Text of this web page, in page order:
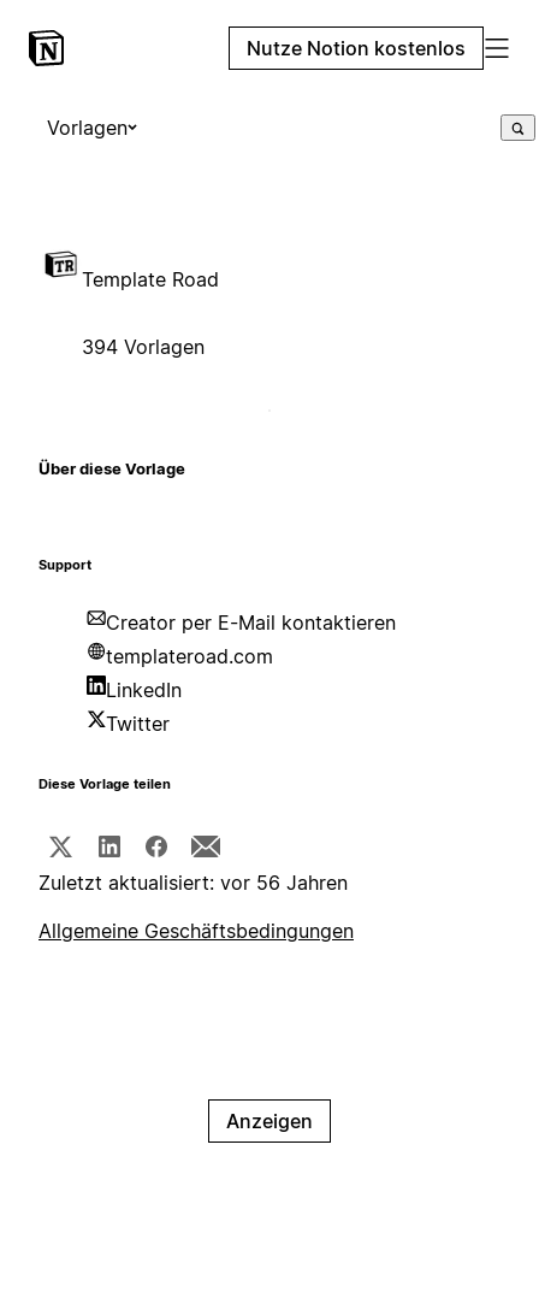
Nutze Notion kostenlos
Vorlagen
Template Road
394 Vorlagen
Über diese Vorlage
Support
Creator per E-Mail kontaktieren
templateroad.com
LinkedIn
Twitter
Diese Vorlage teilen
Zuletzt aktualisiert: vor 56 Jahren
Allgemeine Geschäftsbedingungen
Anzeigen